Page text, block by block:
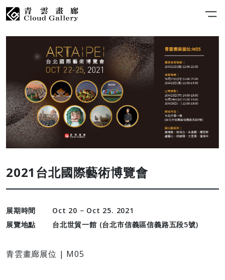
2021台北國際藝術博覽會
展期時間
Oct 20 − Oct 25. 2021
展覽地點
台北世貿一館 (台北市信義區信義路五段5號)
青雲畫廊展位 | M05